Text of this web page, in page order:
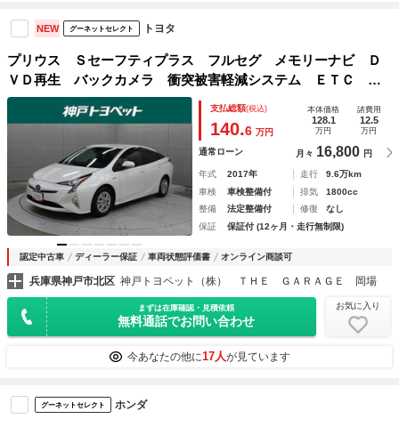
NEW グーネットセレクト トヨタ
プリウス Ｓセーフティプラス フルセグ メモリーナビ Ｄ
ＶＤ再生 バックカメラ 衝突被害軽減システム ＥＴＣ ド
ラレコ ＬＥＤヘッドランプ アイドリングストップ
支払総額(税込)
140.6 万円
本体価格
128.1
万円
諸費用
12.5
万円
通常ローン 月々 16,800 円
年式 2017年 走行
9.6万km
車検
車検整備付 排気
1800cc
整備
法定整備付 修復
なし
保証
保証付 (12ヶ月・走行無制限)
認定中古車 ディーラー保証 車両状態評価書 オンライン商談可
兵庫県神戸市北区 神戸トヨペット（株） ＴＨＥ ＧＡＲＡＧＥ 岡場
まずは在庫確認・見積依頼
無料通話でお問い合わせ
お気に入り
今あなたの他に17人が見ています
グーネットセレクト ホンダ